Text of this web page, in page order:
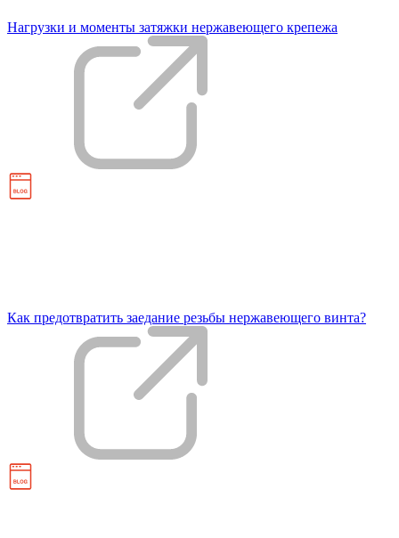
Нагрузки и моменты затяжки нержавеющего крепежа
Как предотвратить заедание резьбы нержавеющего винта?